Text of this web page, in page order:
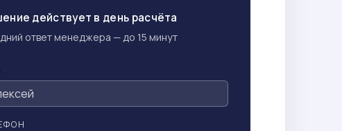
действует в день расчёта
ответ менеджера — до 15 минут